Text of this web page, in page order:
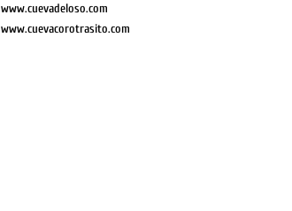
www.cuevadeloso.com
www.cuevacorotrasito.com